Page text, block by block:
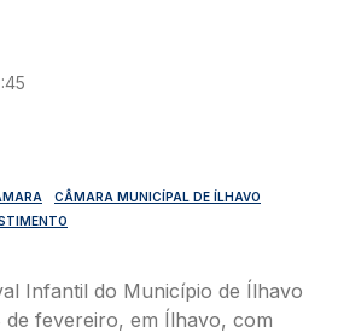
CÂMARA MUNICÍPAL DE ÍLHAVO
Infantil do Município de Ílhavo
de fevereiro, em Ílhavo, com